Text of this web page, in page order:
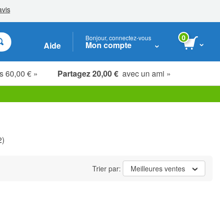
Aide
Bonjour, connectez-vous
Mon compte
0
60,00 € » Partagez 20,00 € avec un ami »
Trier par: Meilleures ventes